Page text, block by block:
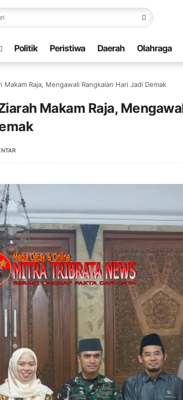
Politik Peristiwa Daerah Olahraga
Makam Raja, Mengawali Rangkaian Hari Jadi Demak
Makam Raja,